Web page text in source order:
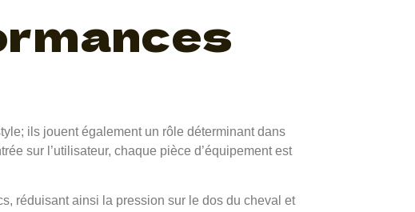
ils jouent également un rôle déterminant dans
sur l’utilisateur, chaque pièce d’équipement est
réduisant ainsi la pression sur le dos du cheval et